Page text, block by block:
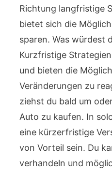
Richtung langfristige
bietet sich die
sparen. Was würdest
Kurzfristige
und bieten die
Veränderungen zu
ziehst du bald um
Auto zu kaufen. In
eine kürzerfristige
von Vorteil sein. Du
verhandeln und